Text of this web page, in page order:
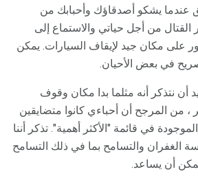
عندما يشكو أصدقاؤك وأحبابك من
القتال من أجل حياتي والاستماع إلى
مكان جيد لإيقاف السيارات. يمكن
في بعض الأحيان.
أن نتذكر أنه مثلما بدا مكان وقوف
، من المرجح أن أحباءي كانوا متضايقين
في قائمة "الأكثر أهمية". تذكر أننا
الغفران والتسامح بما في ذلك التسامح
أن يساعد.